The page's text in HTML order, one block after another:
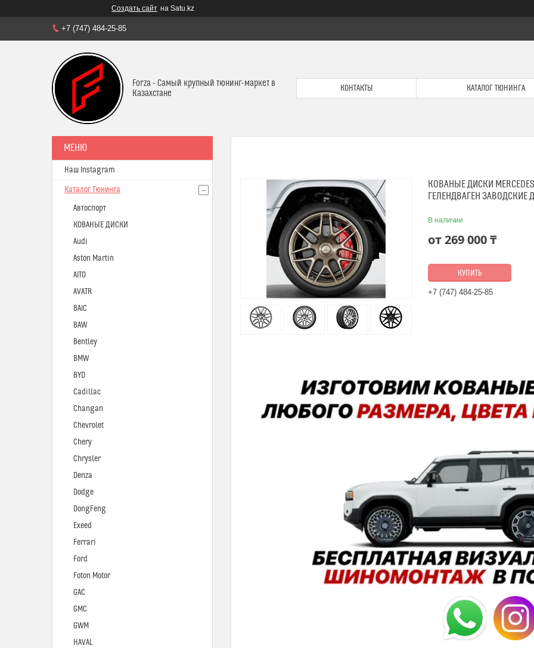
Создать сайт на Satu.kz
+7 (747) 484-25-85
Forza - Самый крупный тюнинг-маркет в
Казахстане
КОНТАКТЫ КАТАЛОГ ТЮНИНГА
КОВАНЫЕ ДИСКИ
ГЕЛЕНДВАГЕН ЗАВОДСКИЕ
В наличии
от269 000 ₸
КУПИТЬ
+7 (747) 484-25-85
Наш Instagram
Каталог Тюнинга
Автоспорт
КОВАНЫЕ ДИСКИ
Audi
Aston Martin
AITO
AVATR
BAIC
BAW
Bentley
BMW
BYD
Cadillac
Changan
Chevrolet
Chery
Chrysler
Denza
Dodge
DongFeng
Exeed
Ferrari
Ford
Foton Motor
GAC
GMC
GWM
HAVAL